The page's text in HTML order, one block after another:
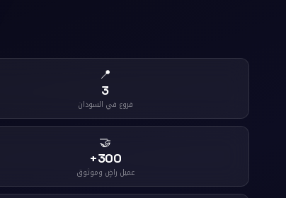
📍
3
فروع في السودان
🤝
300+
عميل راضٍ وموثوق